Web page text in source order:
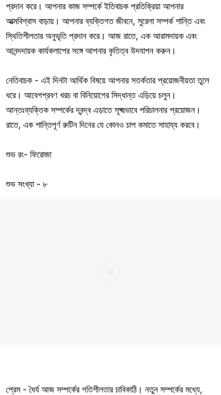
প্রদান করে। আপনার কাজ সম্পর্কে ইতিবাচক প্রতিক্রিয়া আপনার
আত্মবিশ্বাস বাড়ায়। আপনার ব্যক্তিগত জীবনে, সুরেলা সম্পর্ক শান্তি এবং
স্থিতিশীলতার অনুভূতি প্রদান করে। আজ রাতে, এক আরামদায়ক এবং
আনন্দদায়ক কার্যকলাপের সঙ্গে আপনার কৃতিত্ব উদযাপন করুন।
নেতিবাচক - এই দিনটা আর্থিক বিষয়ে আপনার সতর্কতার প্রয়োজনীয়তা তুলে
ধরে। আবেগপ্রবণ খরচ বা বিনিয়োগের সিদ্ধান্ত এড়িয়ে চলুন।
আন্তঃব্যক্তিক সম্পর্কের দ্বন্দ্ব এড়াতে সূক্ষ্মভাবে পরিচালনার প্রয়োজন।
রাতে, এক শান্তিপূর্ণ রুটিন দিনের যে কোনও চাপ কমাতে সাহায্য করবে।
শুভ রং- ফিরোজা
শুভ সংখ্যা - ৮
প্রেম - ধৈর্য আজ সম্পর্কের গতিশীলতার চাবিকাঠি। নতুন সম্পর্কের মধ্যে,